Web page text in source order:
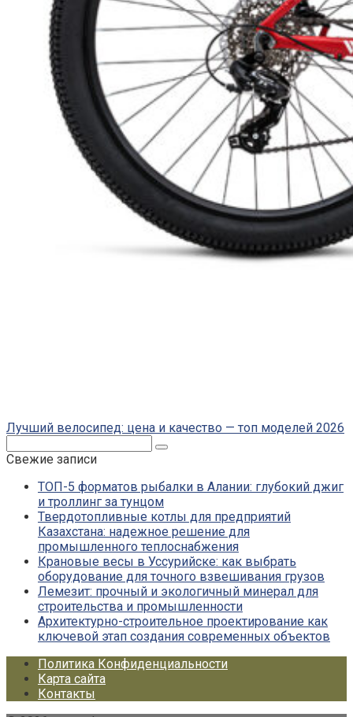
Лучший велосипед: цена и качество — топ моделей 2026
Свежие записи
ТОП-5 форматов рыбалки в Алании: глубокий джиг
и троллинг за тунцом
Твердотопливные котлы для предприятий
Казахстана: надежное решение для
промышленного теплоснабжения
Крановые весы в Уссурийске: как выбрать
оборудование для точного взвешивания грузов
Лемезит: прочный и экологичный минерал для
строительства и промышленности
Архитектурно-строительное проектирование как
ключевой этап создания современных объектов
Политика Конфиденциальности
Карта сайта
Контакты